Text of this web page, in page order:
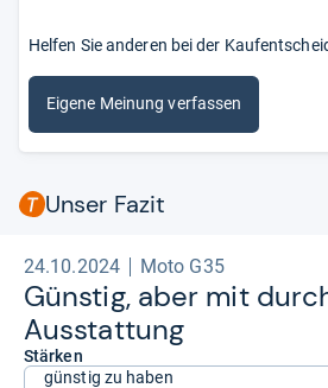
Helfen Sie anderen bei der
Eigene Meinung verfassen
Unser Fazit
24.10.2024 Moto G35
Güns­tig, aber mit
Aus­stat­tung
Stärken
günstig zu haben